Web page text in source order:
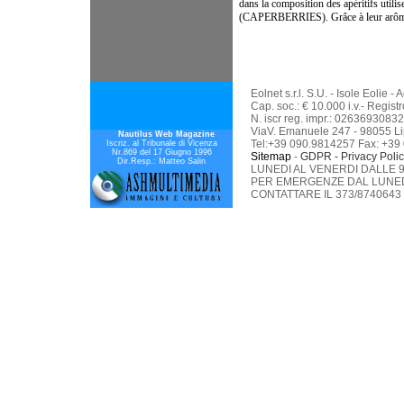
dans la composition des apéritifs
(CAPERBERRIES). Grâce à leur
Nautilus Web Magazine
Iscriz. al Tribunale di Vicenza
Nr.869 del 17 Giugno 1996
Dir.Resp.: Matteo Salin
Eolnet s.r.l. S.U. - Isole Eolie -
Cap. soc.: € 10.000 i.v.-
N. iscr reg. impr.:
ViaV. Emanuele 247 - 98055
Tel:+39 090.9814257 Fax:
Sitemap - GDPR - Privacy
LUNEDI AL VENERDI DALLE
PER EMERGENZE DAL
CONTATTARE IL 373/8740643